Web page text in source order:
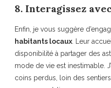
8. Interagissez
Enfin, je vous suggère
habitants locaux. Leur
disponibilité à partager des
mode de vie est inestimable.
coins perdus, loin des